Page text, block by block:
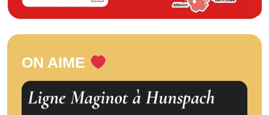
ON AIME